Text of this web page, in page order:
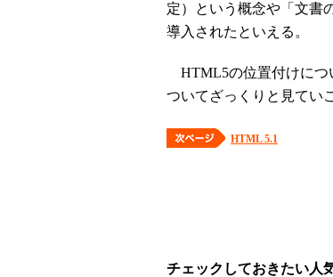
定）という概念や「文書
導入されたといえる。
HTML5の位置付けにつ
ついてざっくりと見てい
HTML 5.1
チェックしておきたい人